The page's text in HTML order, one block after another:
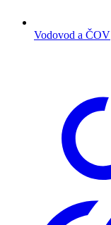
Vodovod a ČOV